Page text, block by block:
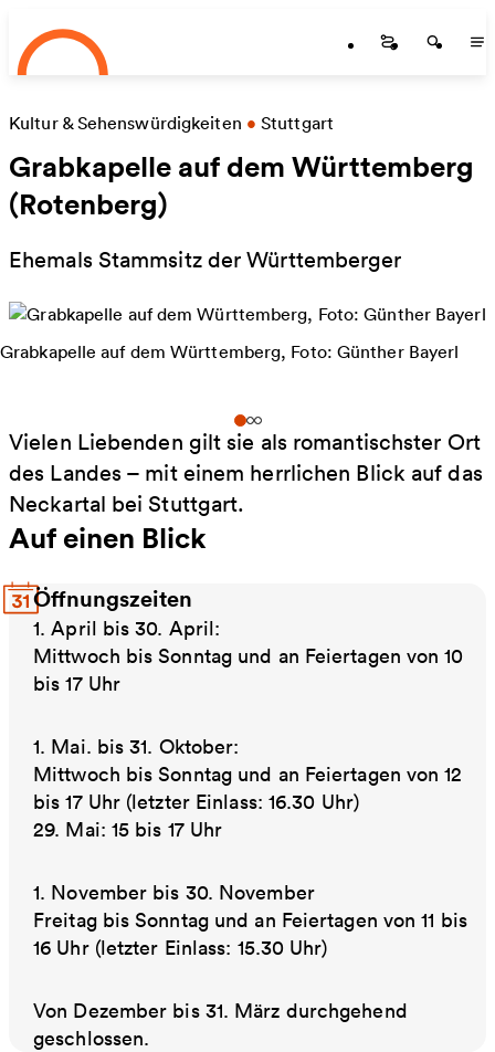
Zum Hauptinhalt springen
Startseite
Kultur & Sehenswürdigkeiten • Stuttgart
Grabkapelle auf dem Württemberg
(Rotenberg)
Ehemals Stammsitz der Württemberger
Grabkapelle auf dem Württemberg, Foto: Günther Bayerl
Vielen Liebenden gilt sie als romantischster Ort
des Landes – mit einem herrlichen Blick auf das
Neckartal bei Stuttgart.
Auf einen Blick
Öffnungszeiten
1. April bis 30. April:
Mittwoch bis Sonntag und an Feiertagen von 10
bis 17 Uhr
1. Mai. bis 31. Oktober:
Mittwoch bis Sonntag und an Feiertagen von 12
bis 17 Uhr (letzter Einlass: 16.30 Uhr)
29. Mai: 15 bis 17 Uhr
1. November bis 30. November
Freitag bis Sonntag und an Feiertagen von 11 bis
16 Uhr (letzter Einlass: 15.30 Uhr)
Von Dezember bis 31. März durchgehend
geschlossen.